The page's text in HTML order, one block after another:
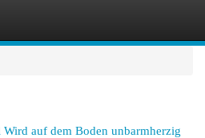
auf dem Boden unbarmherzig